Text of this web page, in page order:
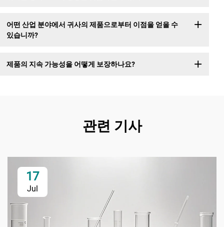
어떤 산업 분야에서 귀사의 제품으로부터 이점을 얻을 수
있습니까?
제품의 지속 가능성을 어떻게 보장하나요?
관련 기사
17
Jul